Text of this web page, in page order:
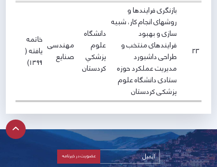
23
بازنگری فرایندها و
روشهای انجام کار، شبیه
سازی و بهبود
فرایندهای منتخب و
طراحی داشبورد
مدیریت عملکرد حوزه
ستادی دانشگاه علوم
پزشکی کردستان
دانشگاه
علوم
پزشكي
كردستان
مهندسی
صنایع
خاتمه
یافته (
۱۳۹9)